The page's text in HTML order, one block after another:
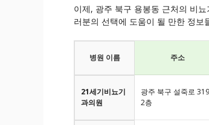
이제, 광주 북구 용봉동 근처의 비
러분의 선택에 도움이 될 만한 정
병원 이름 주소
21세기비뇨기
과의원
광주 북구 설죽로 319
2층